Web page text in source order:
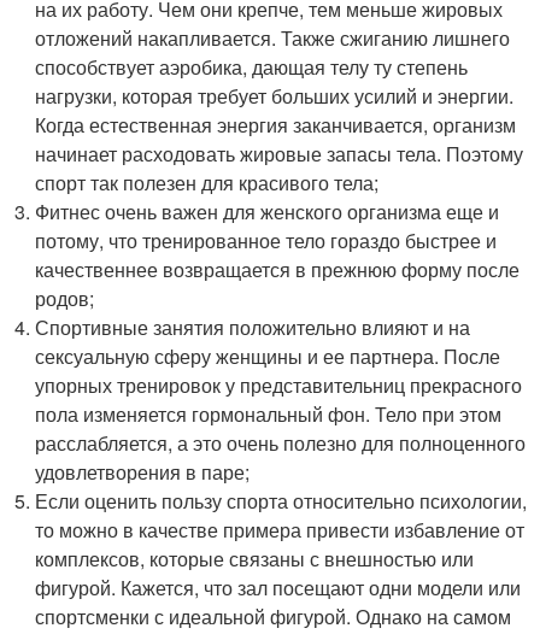
на их работу. Чем они крепче, тем меньше жировых
отложений накапливается. Также сжиганию лишнего
способствует аэробика, дающая телу ту степень
нагрузки, которая требует больших усилий и энергии.
Когда естественная энергия заканчивается, организм
начинает расходовать жировые запасы тела. Поэтому
спорт так полезен для красивого тела;
Фитнес очень важен для женского организма еще и
потому, что тренированное тело гораздо быстрее и
качественнее возвращается в прежнюю форму после
родов;
Спортивные занятия положительно влияют и на
сексуальную сферу женщины и ее партнера. После
упорных тренировок у представительниц прекрасного
пола изменяется гормональный фон. Тело при этом
расслабляется, а это очень полезно для полноценного
удовлетворения в паре;
Если оценить пользу спорта относительно психологии,
то можно в качестве примера привести избавление от
комплексов, которые связаны с внешностью или
фигурой. Кажется, что зал посещают одни модели или
спортсменки с идеальной фигурой. Однако на самом